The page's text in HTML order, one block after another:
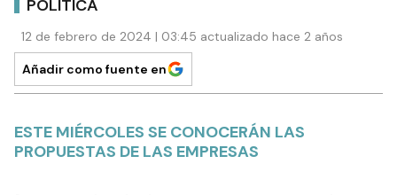
POLÍTICA
12 de febrero de 2024 | 03:45 actualizado hace 2 años
Añadir como fuente en
ESTE MIÉRCOLES SE CONOCERÁN LAS
PROPUESTAS DE LAS EMPRESAS